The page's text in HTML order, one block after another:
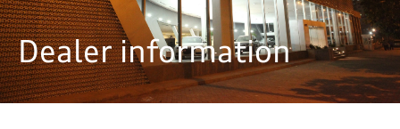
Dealer information